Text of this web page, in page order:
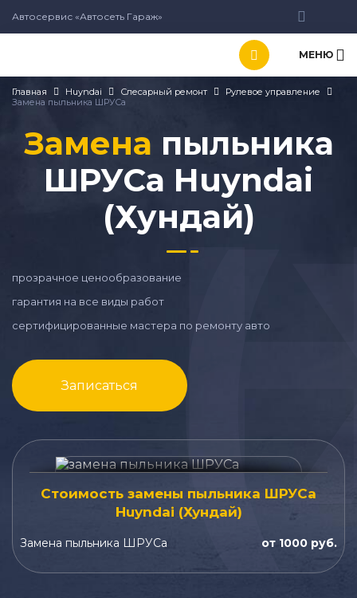
Автосервис «Автосеть Гараж»
МЕНЮ
Главная Huyndai Слесарный ремонт
Рулевое управление
Замена пыльника ШРУСа
Замена пыльника
ШРУСа Huyndai
(Хундай)
прозрачное ценообразование
гарантия на все виды работ
сертифицированные мастера по ремонту авто
Записаться
Стоимость замены пыльника ШРУСа
Huyndai (Хундай)
Замена пыльника ШРУСа от 1000 руб.